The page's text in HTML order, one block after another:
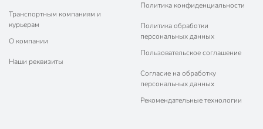
Транспортным компаниям и
курьерам
О компании
Наши реквизиты
Политика конфиденциальности
Политика обработки
персональных данных
Пользовательское соглашение
Согласие на обработку
персональных данных
Рекомендательные технологии